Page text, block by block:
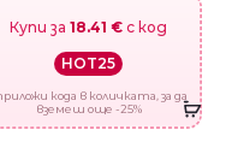
Купи за 18.41 € с код
HOT25
кода в количката, за да
вземеш още -25%